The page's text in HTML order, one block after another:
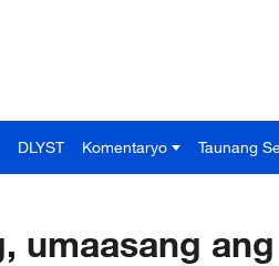
DLYST Komentaryo Taunang
umaasang